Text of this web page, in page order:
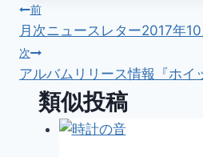
グ:
投
稿
ナ
ビ
前
月次ニュースレター2017年
次
アルバムリリース情報『ホイ
類似投稿